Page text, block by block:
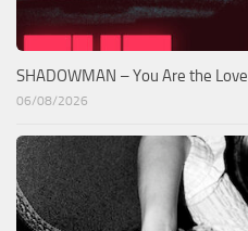
SHADOWMAN – You Are the Love
06/08/2026